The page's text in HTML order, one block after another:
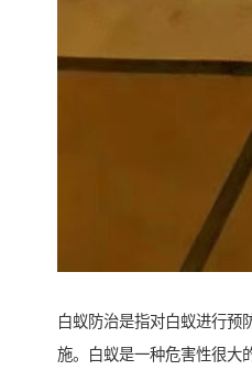
白蚁防治是指对白蚁进行预
施。白蚁是一种危害性很大